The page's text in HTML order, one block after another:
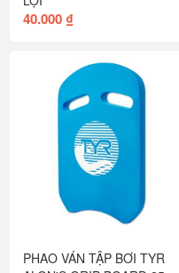
40.000 ₫
PHAO VÁN TẬP BƠI TYR